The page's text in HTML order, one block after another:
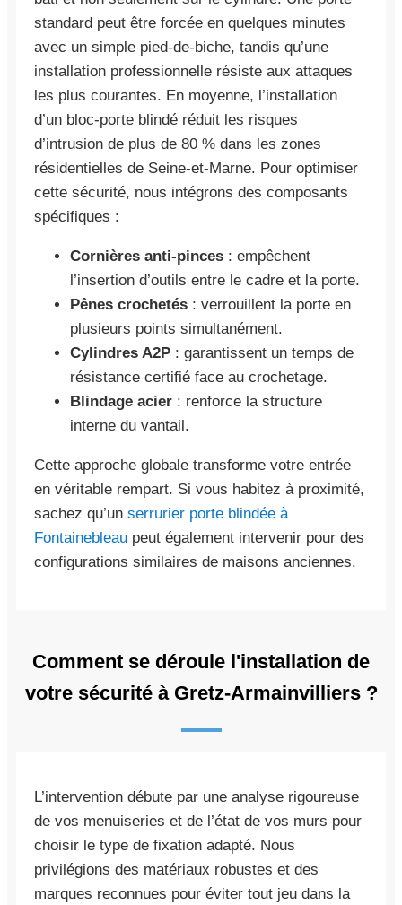
standard peut être forcée en quelques minutes
avec un simple pied-de-biche, tandis qu’une
installation professionnelle résiste aux attaques
les plus courantes. En moyenne, l’installation
d’un bloc-porte blindé réduit les risques
d’intrusion de plus de 80 % dans les zones
résidentielles de Seine-et-Marne. Pour optimiser
cette sécurité, nous intégrons des composants
spécifiques :
Cornières anti-pinces : empêchent
l’insertion d’outils entre le cadre et la porte.
Pênes crochetés : verrouillent la porte en
plusieurs points simultanément.
Cylindres A2P : garantissent un temps de
résistance certifié face au crochetage.
Blindage acier : renforce la structure
interne du vantail.
Cette approche globale transforme votre entrée
en véritable rempart. Si vous habitez à proximité,
sachez qu’un serrurier porte blindée à
Fontainebleau peut également intervenir pour des
configurations similaires de maisons anciennes.
Comment se déroule l'installation de
votre sécurité à Gretz-Armainvilliers ?
L’intervention débute par une analyse rigoureuse
de vos menuiseries et de l’état de vos murs pour
choisir le type de fixation adapté. Nous
privilégions des matériaux robustes et des
marques reconnues pour éviter tout jeu dans la